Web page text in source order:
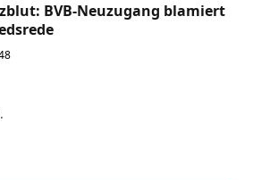
BVB-Neuzugang blamiert